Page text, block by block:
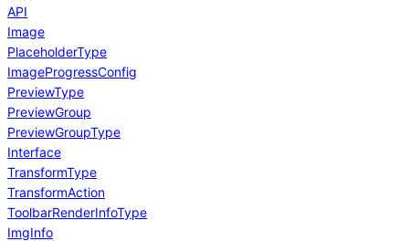
API
Image
PlaceholderType
ImageProgressConfig
PreviewType
PreviewGroup
PreviewGroupType
Interface
TransformType
TransformAction
ToolbarRenderInfoType
ImgInfo